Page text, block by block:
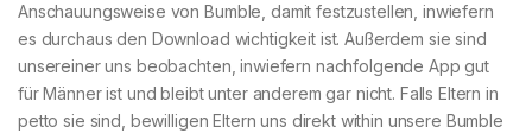
Anschauungsweise von Bumble, damit festzustellen, inwiefern
es durchaus den Download wichtigkeit ist. Außerdem sie sind
unsereiner uns beobachten, inwiefern nachfolgende App gut
für Männer ist und bleibt unter anderem gar nicht. Falls Eltern in
petto sie sind, bewilligen Eltern uns direkt within unsere Bumble